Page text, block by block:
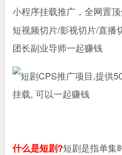
小程序挂载推广，全网置顶
短视频切片/影视切片/直播
团长副业导师一起赚钱
什么是短剧?短剧是指单集